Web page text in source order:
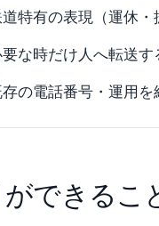
特有の表現（運休
要な時だけ人へ転送
存の電話番号・運用
できるこ